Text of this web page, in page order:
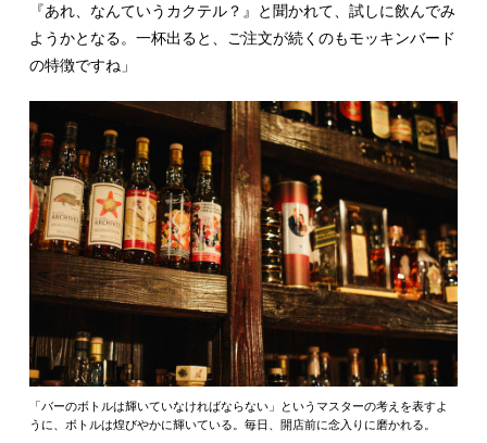
『あれ、なんていうカクテル？』と聞かれて、試しに飲んでみ
ようかとなる。一杯出ると、ご注文が続くのもモッキンバード
の特徴ですね」
「バーのボトルは輝いていなければならない」というマスターの考えを表すよ
うに、ボトルは煌びやかに輝いている。毎日、開店前に念入りに磨かれる。